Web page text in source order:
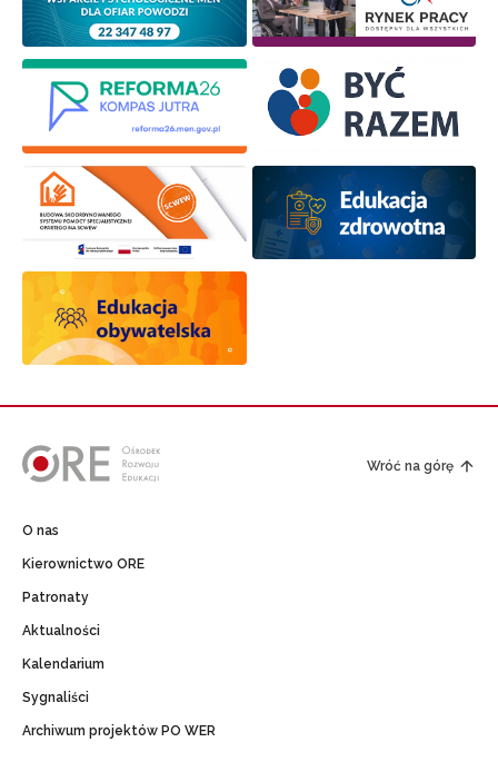
Wróć na górę
O nas
Kierownictwo ORE
Patronaty
Aktualności
Kalendarium
Sygnaliści
Archiwum projektów PO WER